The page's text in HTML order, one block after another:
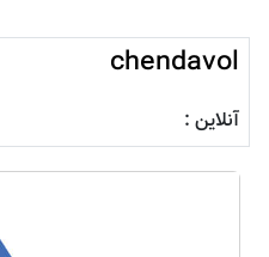
chendavol
آنلاین :